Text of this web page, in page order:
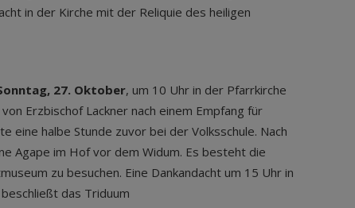
in der Kirche mit der Reliquie des heiligen
27. Oktober, um 10 Uhr in der Pfarrkirche
Erzbischof Lackner nach einem Empfang für
eine halbe Stunde zuvor bei der Volksschule. Nach
Agape im Hof vor dem Widum. Es besteht die
zu besuchen. Eine Dankandacht um 15 Uhr in
das Triduum